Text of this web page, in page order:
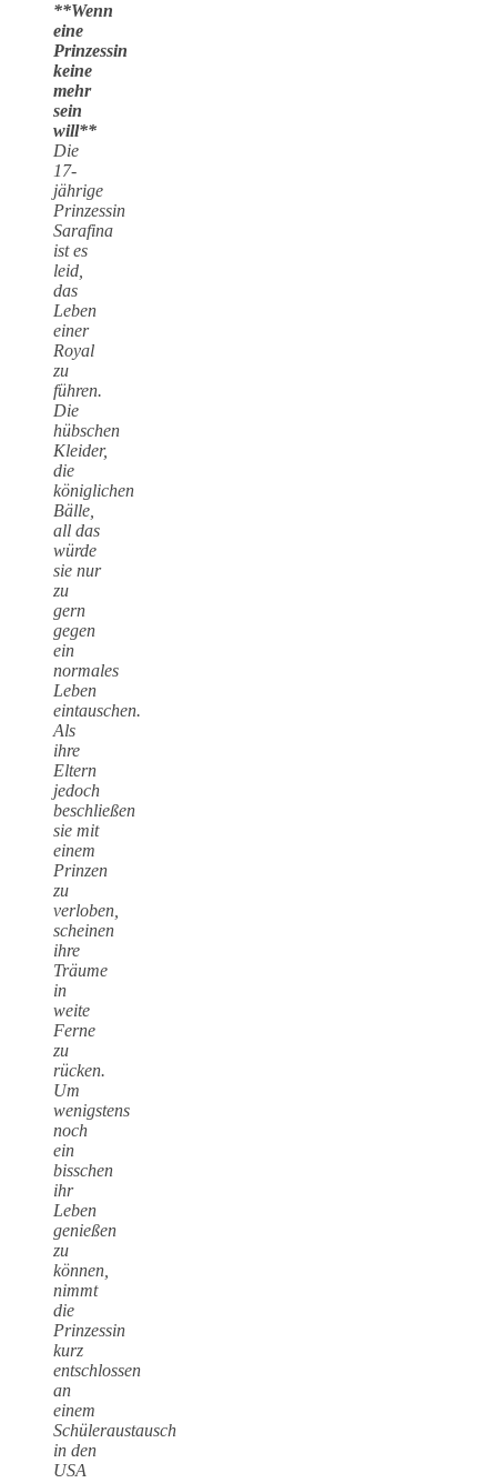
**Wenn
eine
Prinzessin
keine
mehr
sein
will**
Die
17-
jährige
Prinzessin
Sarafina
ist es
leid,
das
Leben
einer
Royal
zu
führen.
Die
hübschen
Kleider,
die
königlichen
Bälle,
all das
würde
sie nur
zu
gern
gegen
ein
normales
Leben
eintauschen.
Als
ihre
Eltern
jedoch
beschließen
sie mit
einem
Prinzen
zu
verloben,
scheinen
ihre
Träume
in
weite
Ferne
zu
rücken.
Um
wenigstens
noch
ein
bisschen
ihr
Leben
genießen
zu
können,
nimmt
die
Prinzessin
kurz
entschlossen
an
einem
Schüleraustausch
in den
USA